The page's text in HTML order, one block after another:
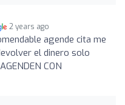
2 years ago
agende cita me
el dinero solo
CON